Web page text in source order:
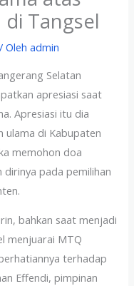
Tangsel
/ Olehadmin
Selatan
apresiasi saat
Apresiasi itu dia
ulama di Kabupaten
memohon doa
pada pemilihan
bahkan saat menjadi
menjuarai MTQ
terhadap
Effendi, pimpinan